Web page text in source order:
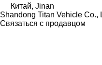
Китай, Jinan
Shandong Titan Vehicle Co.,
Связаться с продавцом